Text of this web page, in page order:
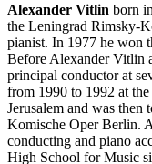
Alexander Vitlin born
the Leningrad Rimsky-
pianist. In 1977 he won
Before Alexander Vitlin
principal conductor at
from 1990 to 1992 at
Jerusalem and was then
Komische Oper Berlin.
conducting and piano
High School for Music